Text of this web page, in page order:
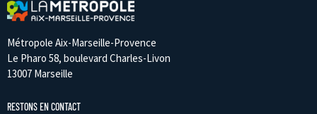
Métropole Aix-Marseille-Provence
Le Pharo 58, boulevard Charles-Livon
13007 Marseille
RESTONS EN CONTACT